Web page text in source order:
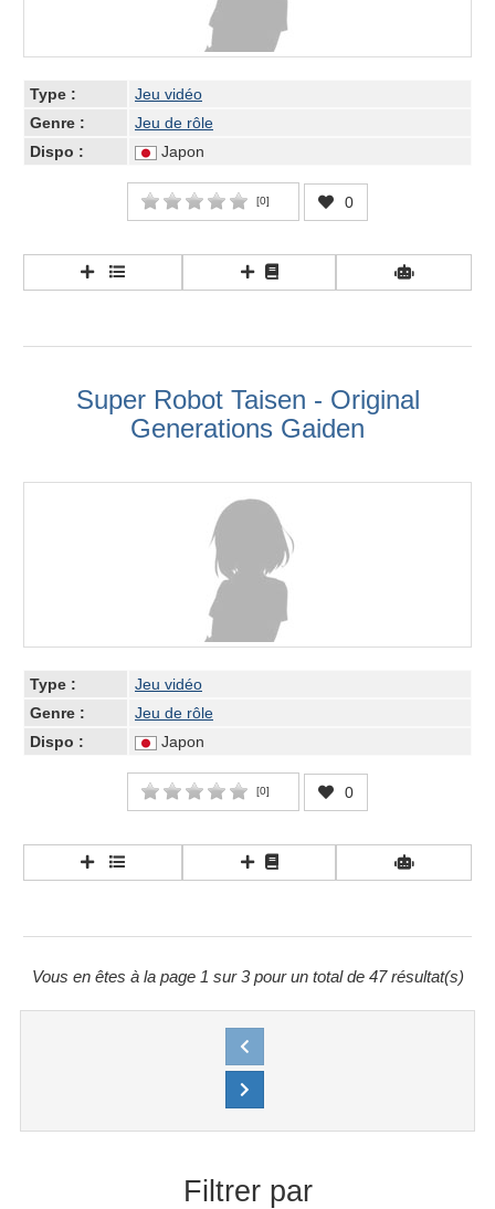
Type :
Jeu vidéo
Genre :
Jeu de rôle
Dispo :
Japon
[0] 0
Super Robot Taisen - Original
Generations Gaiden
Type :
Jeu vidéo
Genre :
Jeu de rôle
Dispo :
Japon
[0] 0
Vous en êtes à la page 1 sur 3 pour un total de 47 résultat(s)
Filtrer par